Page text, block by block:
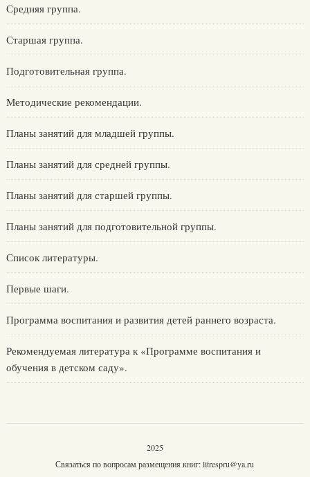
Средняя группа.
Старшая группа.
Подготовительная группа.
Методические рекомендации.
Планы занятий для младшей группы.
Планы занятий для средней группы.
Планы занятий для старшей группы.
Планы занятий для подготовительной группы.
Список литературы.
Первые шаги.
Программа воспитания и развития детей раннего возраста.
Рекомендуемая литература к «Программе воспитания и
обучения в детском саду».
2025
Связаться по вопросам размещения книг:litrespru@ya.ru